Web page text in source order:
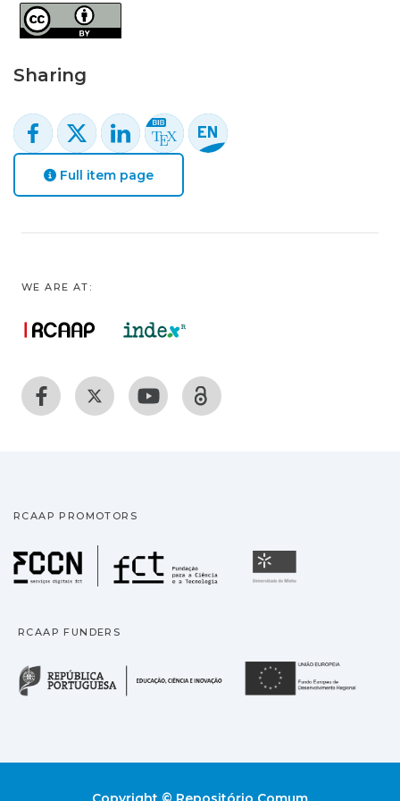
Sharing
Full item page
WE ARE AT:
RCAAP PROMOTORS
Fundação para a
RCAAP FUNDERS
República Portuguesa